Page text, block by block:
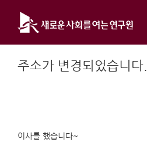
content
주소가 변경되었습니다.
이사를 했습니다~